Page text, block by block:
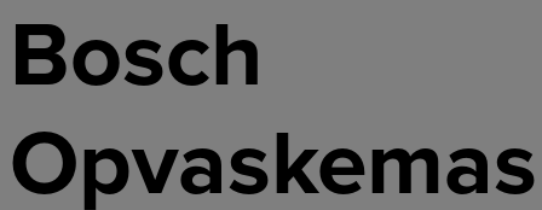
Bosch